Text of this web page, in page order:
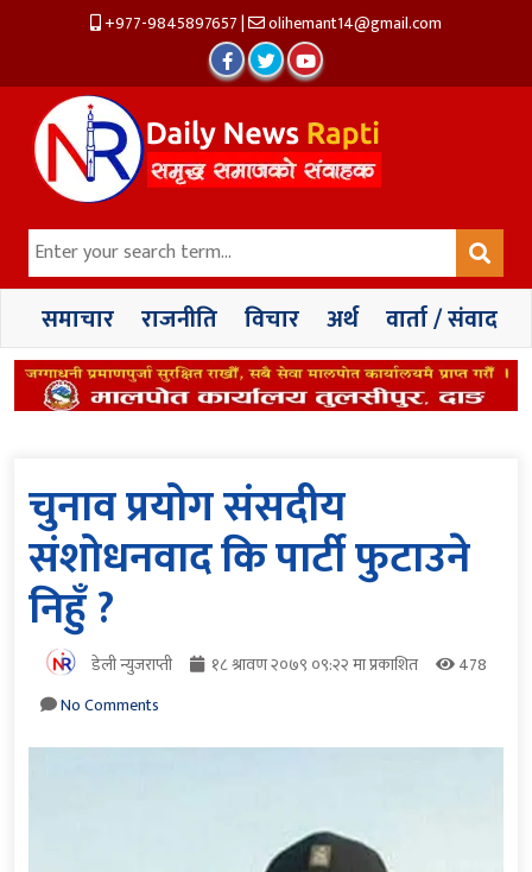
+977-9845897657| olihemant14@gmail.com
समाचार राजनीति विचार अर्थ वार्ता / संवाद
चुनाव प्रयोग संसदीय
संशोधनवाद कि पार्टी फुटाउने
निहुँ ?
डेली न्युजराप्ती १८ श्रावण २०७९ ०९:२२ मा प्रकाशित
478
No Comments